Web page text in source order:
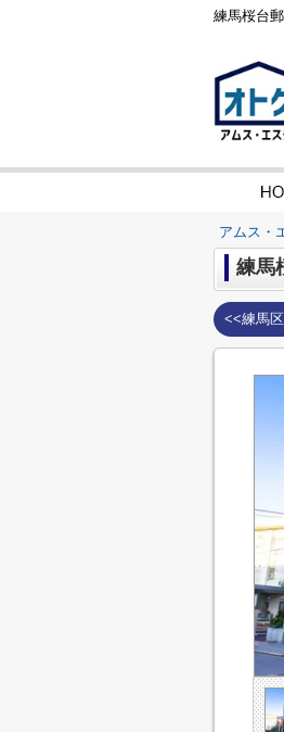
練馬桜台
アムス・
練馬
<<練馬